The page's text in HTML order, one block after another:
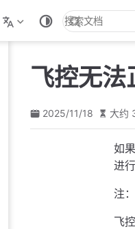
飞控无法
2025/11/18 大约
如
进
注：
飞